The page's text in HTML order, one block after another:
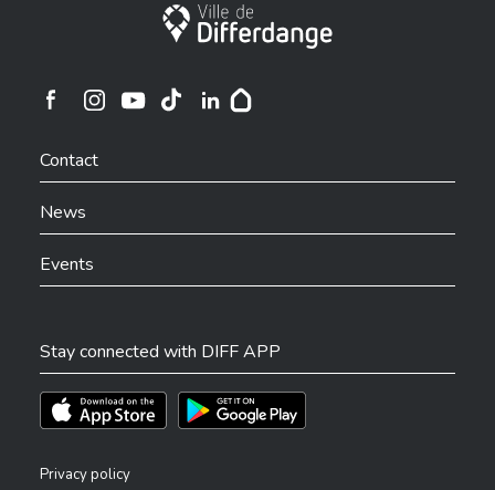
City of Differdange
Ville de Differdange sur Instagram
Contact
News
Events
Stay connected with DIFF APP
Téléchargez l'app sur l'App StoreTéléchargez l'app sur Play Store
Privacy policy